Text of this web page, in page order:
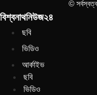
© সর্বস্বত্ব
বিশ্বনাথনিউজ২৪
ছবি
ভিডিও
আর্কাইভ
ছবি
ভিডিও